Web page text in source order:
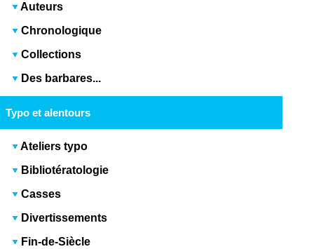
Auteurs
Chronologique
Collections
Des barbares...
Typo et alentours
Ateliers typo
Bibliotératologie
Casses
Divertissements
Fin-de-Siècle